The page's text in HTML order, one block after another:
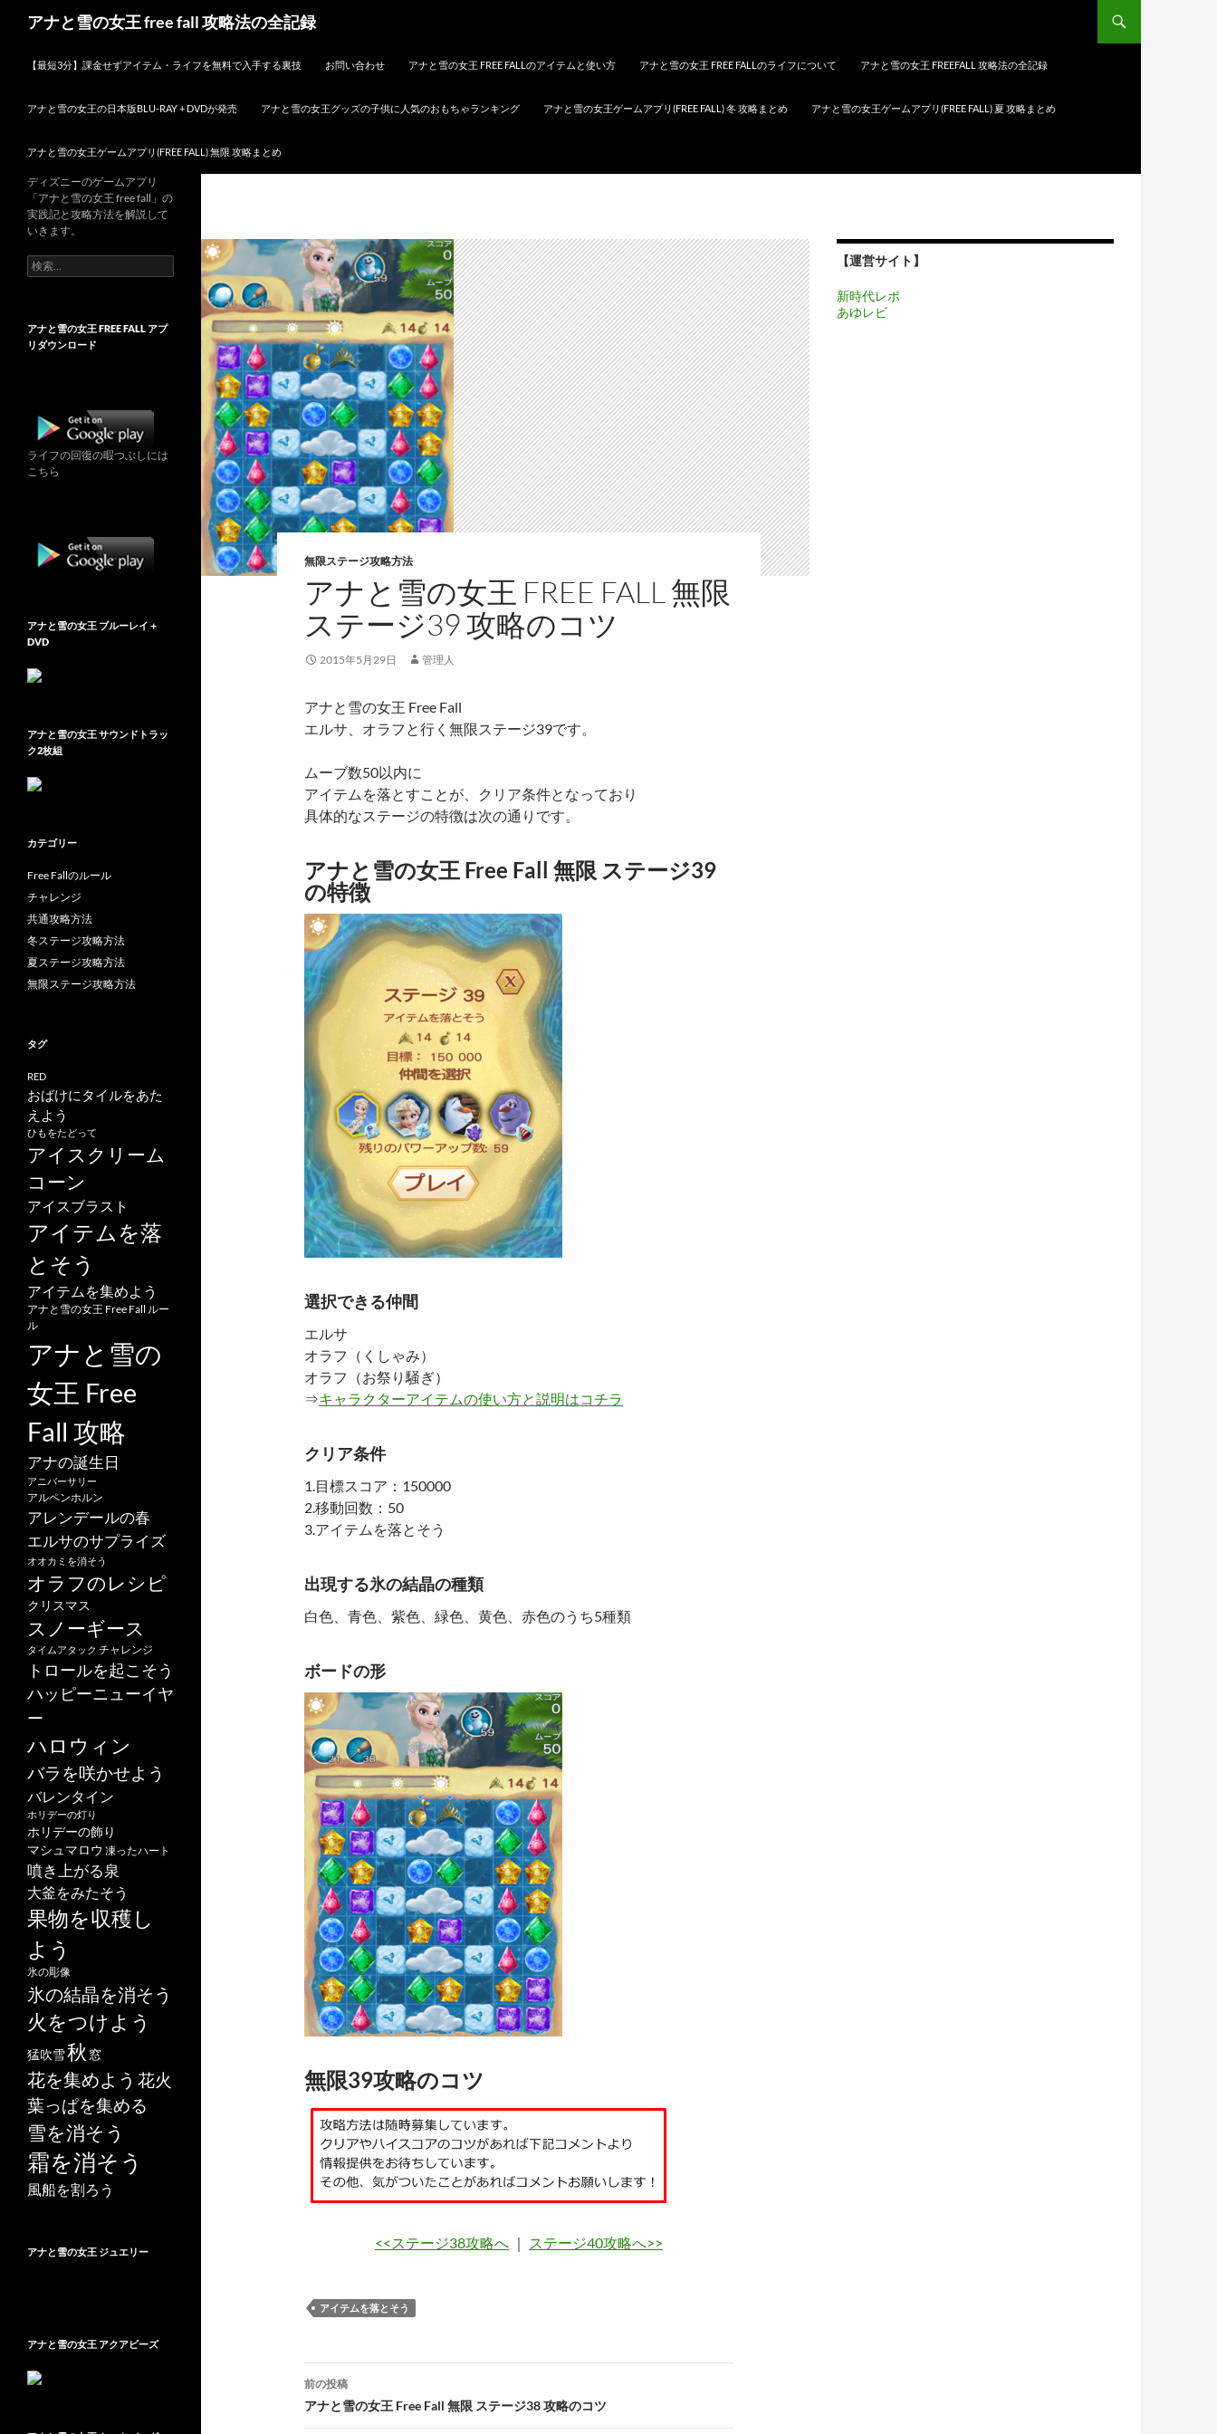
アナと雪の女王 free fall 攻略法の全記録
【最短3分】課金せずアイテム・ライフを無料で入手する裏技
お問い合わせ アナと雪の女王 FREE FALLのアイテムと使い方 アナと雪の女王 FREE FALLのライフについて アナと雪の女王 FREEFALL 攻略法の全記録
アナと雪の女王の日本版BLU-RAY + DVDが発売 アナと雪の女王グッズの子供に人気のおもちゃランキング アナと雪の女王ゲームアプリ(FREE FALL) 冬 攻略まとめ アナと雪の女王ゲームアプリ(FREE FALL) 夏 攻略まとめ
アナと雪の女王ゲームアプリ(FREE FALL) 無限 攻略まとめ
無限ステージ攻略方法
アナと雪の女王 FREE FALL 無限
ステージ39 攻略のコツ
2015年5月29日 管理人
アナと雪の女王 Free Fall
エルサ、オラフと行く無限ステージ39です。
ムーブ数50以内に
アイテムを落とすことが、クリア条件となっており
具体的なステージの特徴は次の通りです。
アナと雪の女王 Free Fall 無限 ステージ39
の特徴
選択できる仲間
エルサ
オラフ（くしゃみ）
オラフ（お祭り騒ぎ）
⇒キャラクターアイテムの使い方と説明はコチラ
クリア条件
1.目標スコア：150000
2.移動回数：50
3.アイテムを落とそう
出現する氷の結晶の種類
白色、青色、紫色、緑色、黄色、赤色のうち5種類
ボードの形
無限39攻略のコツ
<<ステージ38攻略へ ｜ ステージ40攻略へ>>
アイテムを落とそう
投
稿
前の投稿
アナと雪の女王 Free Fall 無限 ステージ38 攻略のコツ
【運営サイト】
新時代レポ
あゆレビ
ディズニーのゲームアプリ
「アナと雪の女王 free fall」の
実践記と攻略方法を解説して
いきます。
検
索:
アナと雪の女王 FREE FALL アプ
リダウンロード
ライフの回復の暇つぶしには
こちら
アナと雪の女王 ブルーレイ＋
DVD
アナと雪の女王 サウンドトラッ
ク2枚組
カテゴリー
Free Fallのルール
チャレンジ
共通攻略方法
冬ステージ攻略方法
夏ステージ攻略方法
無限ステージ攻略方法
タグ
RED
おばけにタイルをあた
えよう
ひもをたどって
アイスクリーム
コーン
アイスブラスト
アイテムを落
とそう
アイテムを集めよう
アナと雪の女王 Free Fall ルー
ル
アナと雪の
女王 Free
Fall 攻略
アナの誕生日
アニバーサリー
アルペンホルン
アレンデールの春
エルサのサプライズ
オオカミを消そう
オラフのレシピ
クリスマス
スノーギース
タイムアタック チャレンジ
トロールを起こそう
ハッピーニューイヤ
ー
ハロウィン
バラを咲かせよう
バレンタイン
ホリデーの灯り
ホリデーの飾り
マシュマロウ 凍ったハート
噴き上がる泉
大釜をみたそう
果物を収穫し
よう
氷の彫像
氷の結晶を消そう
火をつけよう
猛吹雪秋 窓
花を集めよう 花火
葉っぱを集める
雪を消そう
霜を消そう
風船を割ろう
アナと雪の女王 ジュエリー
アナと雪の女王 アクアビーズ